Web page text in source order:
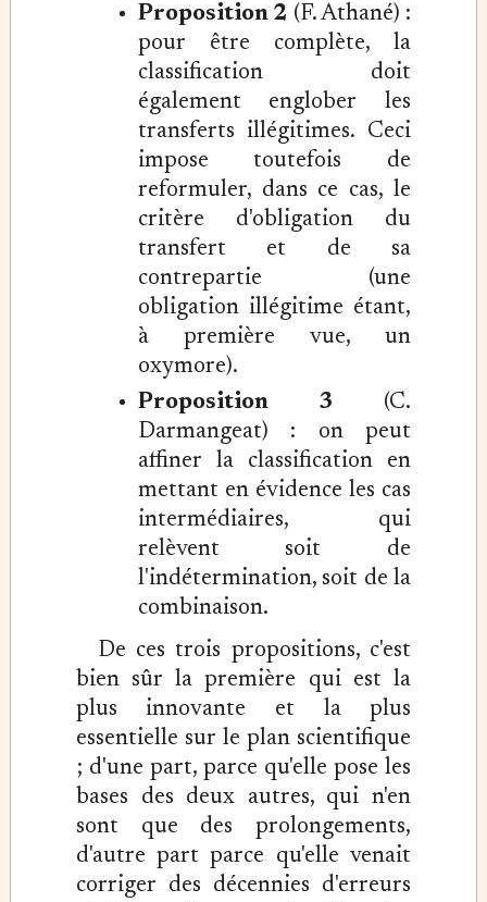
Proposition 2 (F. Athané) :
pour être complète, la
classification doit
également englober les
transferts illégitimes. Ceci
impose toutefois de
reformuler, dans ce cas, le
critère d'obligation du
transfert et de sa
contrepartie (une
obligation illégitime étant,
à première vue, un
oxymore).
Proposition 3 (C.
Darmangeat) : on peut
affiner la classification en
mettant en évidence les cas
intermédiaires, qui
relèvent soit de
l'indétermination, soit de la
combinaison.
De ces trois propositions, c'est
bien sûr la première qui est la
plus innovante et la plus
essentielle sur le plan scientifique
; d'une part, parce qu'elle pose les
bases des deux autres, qui n'en
sont que des prolongements,
d'autre part parce qu'elle venait
corriger des décennies d'erreurs